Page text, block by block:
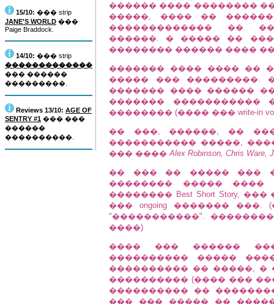
15/10: ��� strip
JANE'S WORLD ���
Paige Braddock.
14/10: ��� strip
�������������
��� ������
���������.
Reviews 13/10: AGE OF
SENTRY #1 ��� ���
������
����������.
������ ���� ��������
�����, ���� �� ������
������������� ��
������. � ����� ��
�������� ������ ����
������� ���� ���� ��
����� ��� ���������.
������� ���� ������
������� �����������
�������� (���� ��� write-in
�� ���, ������, ��
����������� �����,
��� ����Alex Robinson, Chris Ware,
�� ��� �� ����� ���
�������� ����� ����
�������� Best Short Story,
��� ongoing �������
"�����������".
����)
���� ��� ������
���������� �����
���������� �� �����, �
���������� (���� ���
���������� ��
��� ��� ����� ��